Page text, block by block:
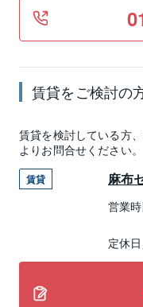
賃貸をご検討の
賃貸を検討している方
よりお問合せください。
賃貸 麻布
営業
定休